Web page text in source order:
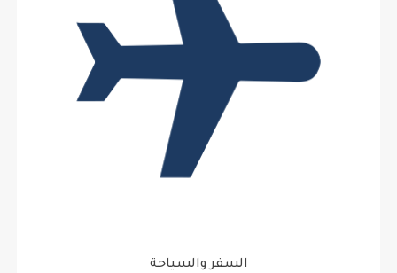
السفر والسياحة